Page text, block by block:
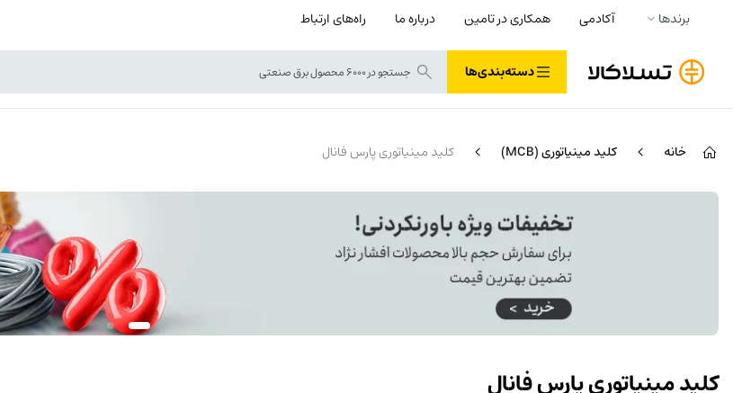
برندها آکادمی همکاری در تامین درباره ما راه‌های ارتباط
دسته‌بندی‌ها
خانه کلید مینیاتوری (MCB) کلید مینیاتوری پارس فانال
کلید مینیاتوری پارس فانال